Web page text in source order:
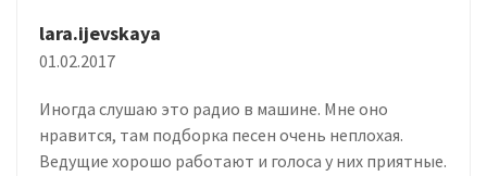
lara.ijevskaya
01.02.2017
Иногда слушаю это радио в машине. Мне оно
нравится, там подборка песен очень неплохая.
Ведущие хорошо работают и голоса у них приятные.